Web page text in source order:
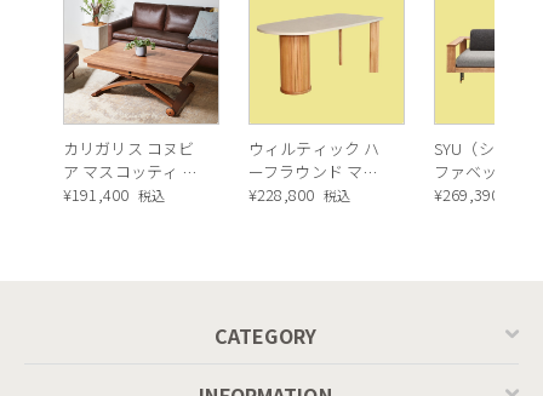
カリガリス コヌビ
ア マスコッティ 伸
長・昇降式テーブ
¥191,400 税込
ウィルティック ハ
ーフラウンド マテ
ィエラ塗装 ダイニ
¥228,800 税込
SYU（シュウ
ファベッド（
ュラル）
¥269,390
CATEGORY